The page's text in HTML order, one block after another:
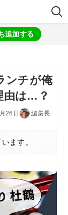
追加する
ンチが俺
由は…？
26日 編集長
ます。